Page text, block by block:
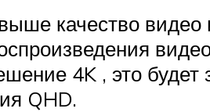
качество
4K , это будет
QHD.